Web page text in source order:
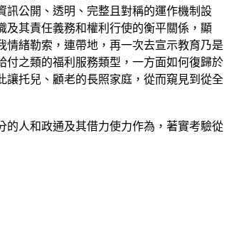
公開、透明、完整且對稱的運作機制設
其責任義務和權利行使的衡平關係，顯
緒勒索，連帶地，再一次去宣示教育乃是
付之類的福利服務類型，一方面如何復歸於
讓托兒、顧老的長照家庭，從而窺見到從全
的人和政通及其借力使力作為，著實考驗從